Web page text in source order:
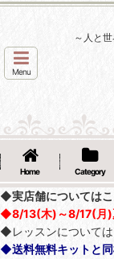
～人と
Menu
Home Category
◆実店舗については
◆8/13(木)～8/17(月)
◆レッスンについては
◆送料無料キットと